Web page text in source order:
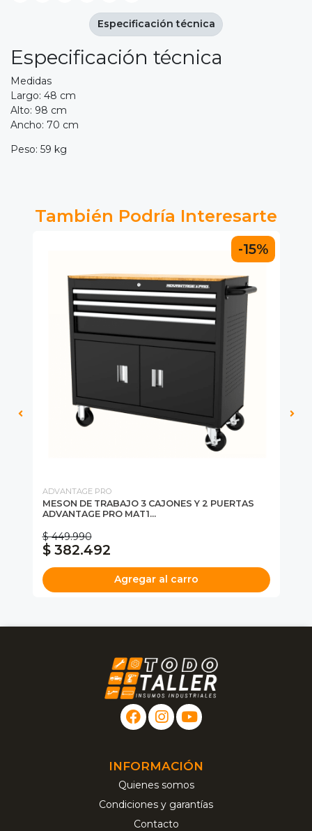
Especificación técnica
Medidas
Largo: 48 cm
Alto: 98 cm
Ancho: 70 cm
Peso: 59 kg
Especificación técnica
También Podría Interesarte
-15%
ADVANTAGE PRO
MESON DE TRABAJO 3 CAJONES Y 2 PUERTAS
ADVANTAGE PRO MAT1...
$ 449.990
$ 382.492
Agregar al carro
INFORMACIÓN
Quienes somos
Condiciones y garantías
Contacto